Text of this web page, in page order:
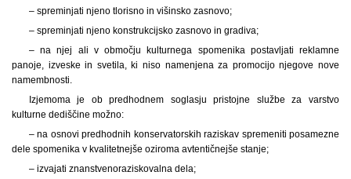
– spreminjati njeno tlorisno in višinsko zasnovo;
– spreminjati njeno konstrukcijsko zasnovo in gradiva;
– na njej ali v območju kulturnega spomenika postavljati reklamne
panoje, izveske in svetila, ki niso namenjena za promocijo njegove nove
namembnosti.
Izjemoma je ob predhodnem soglasju pristojne službe za varstvo
kulturne dediščine možno:
– na osnovi predhodnih konservatorskih raziskav spremeniti posamezne
dele spomenika v kvalitetnejše oziroma avtentičnejše stanje;
– izvajati znanstvenoraziskovalna dela;